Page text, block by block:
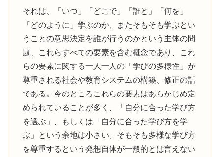
それは、「いつ」「どこで」「誰と」「何を」
「どのように」学ぶのか、またそもそも学ぶとい
うことの意思決定を誰が行うのかという主体の問
題、これらすべての要素を含む概念であり、これ
らの要素に関する一人一人の「学びの多様性」が
尊重される社会や教育システムの構築、修正の話
である。今のところこれらの要素はあらかじめ定
められていることが多く、「自分に合った学び方
を選ぶ」、もしくは「自分に合った学び方を学
ぶ」という余地は小さい。そもそも多様な学び方
を尊重するという発想自体が一般的とは言えない